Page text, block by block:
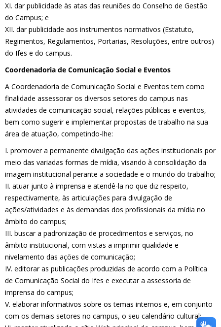
XI. dar publicidade às atas das reuniões do Conselho de Gestão
do Campus; e
XII. dar publicidade aos instrumentos normativos (Estatuto,
Regimentos, Regulamentos, Portarias, Resoluções, entre outros)
do Ifes e do campus.
Coordenadoria de Comunicação Social e Eventos
A Coordenadoria de Comunicação Social e Eventos tem como
finalidade assessorar os diversos setores do campus nas
atividades de comunicação social, relações públicas e eventos,
bem como sugerir e implementar propostas de trabalho na sua
área de atuação, competindo-lhe:
I. promover a permanente divulgação das ações institucionais por
meio das variadas formas de mídia, visando à consolidação da
imagem institucional perante a sociedade e o mundo do trabalho;
II. atuar junto à imprensa e atendê-la no que diz respeito,
respectivamente, às articulações para divulgação de
ações/atividades e às demandas dos profissionais da mídia no
âmbito do campus;
III. buscar a padronização de procedimentos e serviços, no
âmbito institucional, com vistas a imprimir qualidade e
nivelamento das ações de comunicação;
IV. editorar as publicações produzidas de acordo com a Política
de Comunicação Social do Ifes e executar a assessoria de
imprensa do campus;
V. elaborar informativos sobre os temas internos e, em conjunto
com os demais setores no campus, o seu calendário cultural;